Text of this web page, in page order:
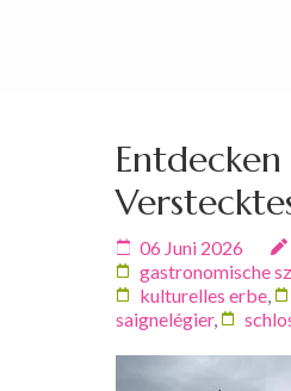
06 Juni 2026
gastronomische
kulturelles erbe
saignelégier,